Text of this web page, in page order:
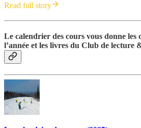
Read full story
Le calendrier des cours vous donne les
l’année et les livres du Club de lecture